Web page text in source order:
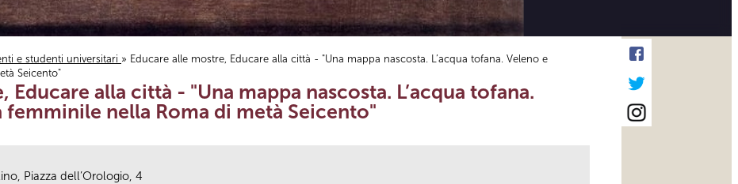
e studenti universitari » Educare alle mostre, Educare alla città - "Una mappa nascosta. L’acqua tofana. Veleno e
Seicento"
Educare alla città - "Una mappa nascosta. L’acqua tofana.
nella Roma di metà Seicento"
Piazza dell’Orologio, 4